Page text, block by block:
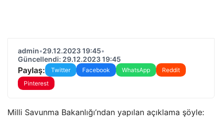
admin•29.12.2023 19:45•
Güncellendi: 29.12.2023 19:45
Paylaş: Twitter Facebook WhatsApp
Reddit
Pinterest
Milli Savunma Bakanlığı’ndan yapılan açıklama şöyle: